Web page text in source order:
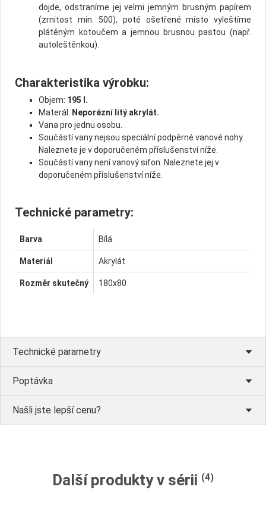
dojde, odstraníme jej velmi jemným brusným papírem
(zrnitost min. 500), poté ošetřené místo vyleštíme
plátěným kotoučem a jemnou brusnou pastou (např.
autoleštěnkou).
Charakteristika výrobku:
Objem: 195 l.
Materál: Neporézní litý akrylát.
Vana pro jednu osobu.
Součástí vany nejsou speciální podpěrné vanové nohy.
Naleznete je v doporučeném příslušenství níže.
Součástí vany není vanový sifon. Naleznete jej v
doporučeném příslušenství níže.
Technické parametry:
Barva Bílá
Materiál Akrylát
Rozměr skutečný 180x80
Technické parametry
Poptávka
Našli jste lepší cenu?
Další produkty v sérii (4)